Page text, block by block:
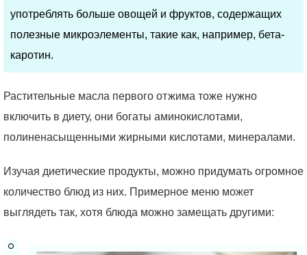
употреблять больше овощей и фруктов, содержащих
полезные микроэлементы, такие как, например, бета-
каротин.
Растительные масла первого отжима тоже нужно
включить в диету, они богаты аминокислотами,
полиненасыщенными жирными кислотами, минералами.
Изучая диетические продукты, можно придумать огромное
количество блюд из них. Примерное меню может
выглядеть так, хотя блюда можно замещать другими: